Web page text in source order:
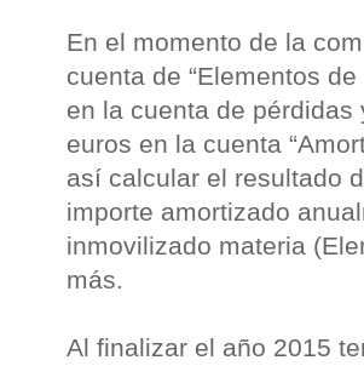
En el momento de la
cuenta de “Elementos
en la cuenta de
euros en la cuenta
así calcular el resultado
importe amortizado
inmovilizado materia
más.
Al finalizar el año 2015